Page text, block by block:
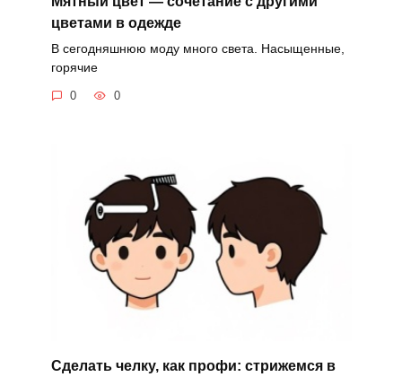
цветами в одежде
В сегодняшнюю моду много света. Насыщенные,
горячие
0 0
Сделать челку, как профи: стрижемся в